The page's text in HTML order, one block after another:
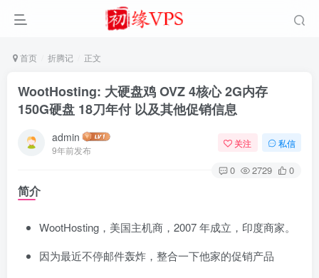
首页 折腾记 正文
WootHosting: 大硬盘鸡 OVZ 4核心 2G内存
150G硬盘 18刀年付 以及其他促销信息
admin
9年前发布
关注 私信
0 2729 0
简介
WootHosting，美国主机商，2007 年成立，印度商家。
因为最近不停邮件轰炸，整合一下他家的促销产品